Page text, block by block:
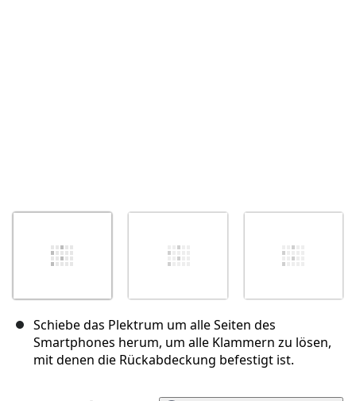
Schiebe das Plektrum um alle Seiten des
Smartphones herum, um alle Klammern zu lösen,
mit denen die Rückabdeckung befestigt ist.